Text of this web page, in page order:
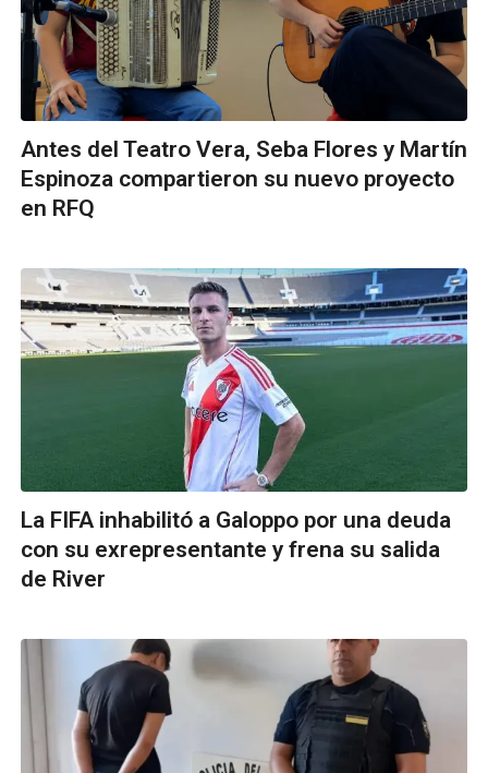
Antes del Teatro Vera, Seba Flores y Martín
Espinoza compartieron su nuevo proyecto
en RFQ
La FIFA inhabilitó a Galoppo por una deuda
con su exrepresentante y frena su salida
de River